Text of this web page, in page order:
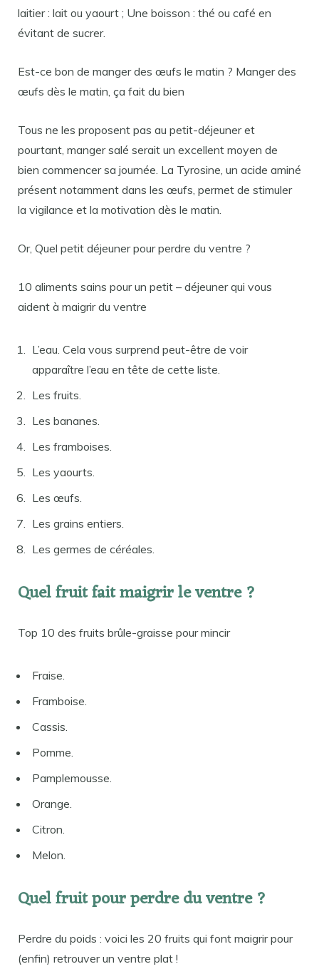
laitier : lait ou yaourt ; Une boisson : thé ou café en
évitant de sucrer.
Est-ce bon de manger des œufs le matin ? Manger des
œufs dès le matin, ça fait du bien
Tous ne les proposent pas au petit-déjeuner et
pourtant, manger salé serait un excellent moyen de
bien commencer sa journée. La Tyrosine, un acide aminé
présent notamment dans les œufs, permet de stimuler
la vigilance et la motivation dès le matin.
Or, Quel petit déjeuner pour perdre du ventre ?
10 aliments sains pour un petit – déjeuner qui vous
aident à maigrir du ventre
L’eau. Cela vous surprend peut-être de voir
apparaître l’eau en tête de cette liste.
Les fruits.
Les bananes.
Les framboises.
Les yaourts.
Les œufs.
Les grains entiers.
Les germes de céréales.
Quel fruit fait maigrir le ventre ?
Top 10 des fruits brûle-graisse pour mincir
Fraise.
Framboise.
Cassis.
Pomme.
Pamplemousse.
Orange.
Citron.
Melon.
Quel fruit pour perdre du ventre ?
Perdre du poids : voici les 20 fruits qui font maigrir pour
(enfin) retrouver un ventre plat !